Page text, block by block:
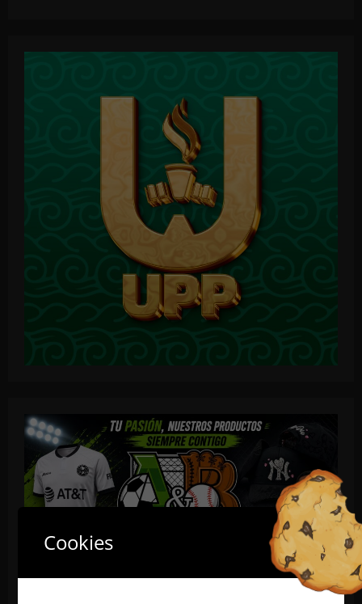
Cookies